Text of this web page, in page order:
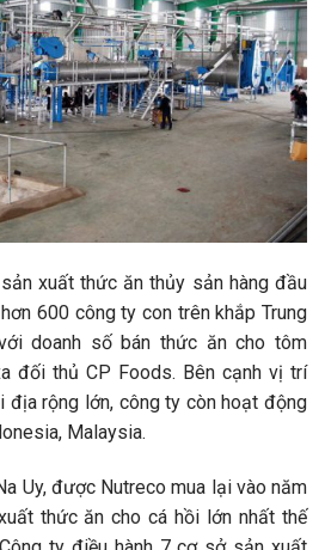
xuất thức ăn thủy sản hàng đầu
600 công ty con trên khắp Trung
doanh số bán thức ăn cho tôm
đối thủ CP Foods. Bên cạnh vị trí
địa rộng lớn, công ty còn hoạt động
Malaysia.
Uy, được Nutreco mua lại vào năm
thức ăn cho cá hồi lớn nhất thế